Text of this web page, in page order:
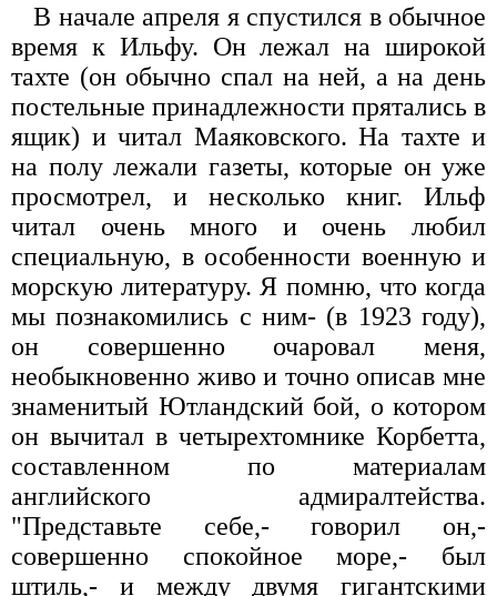
В начале апреля я спустился в обычное
время к Ильфу. Он лежал на широкой
тахте (он обычно спал на ней, а на день
постельные принадлежности прятались в
ящик) и читал Маяковского. На тахте и
на полу лежали газеты, которые он уже
просмотрел, и несколько книг. Ильф
читал очень много и очень любил
специальную, в особенности военную и
морскую литературу. Я помню, что когда
мы познакомились с ним- (в 1923 году),
он совершенно очаровал меня,
необыкновенно живо и точно описав мне
знаменитый Ютландский бой, о котором
он вычитал в четырехтомнике Корбетта,
составленном по материалам
английского адмиралтейства.
"Представьте себе,- говорил он,-
совершенно спокойное море,- был
штиль,- и между двумя гигантскими